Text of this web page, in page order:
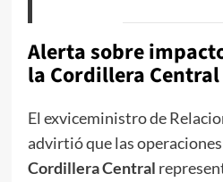
Alerta sobre
la Cordillera Central
El exviceministro de
advirtió que las
Cordillera Central